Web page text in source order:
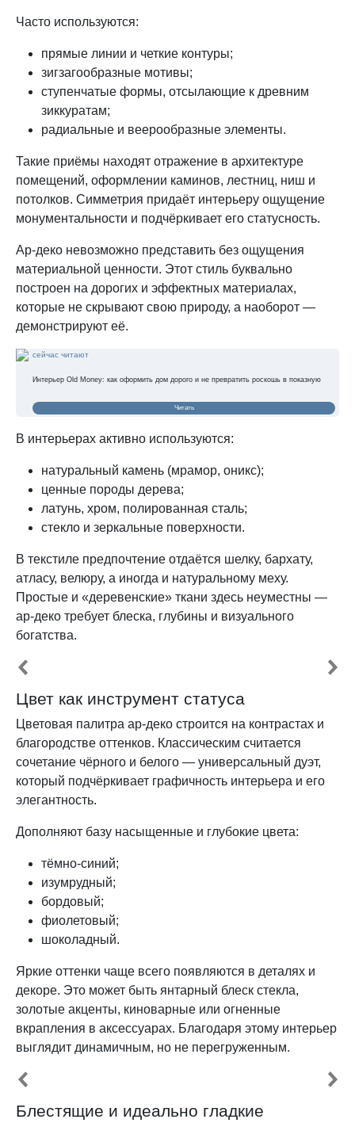
Часто используются:
прямые линии и четкие контуры;
зигзагообразные мотивы;
ступенчатые формы, отсылающие к древним
зиккуратам;
радиальные и веерообразные элементы.
Такие приёмы находят отражение в архитектуре
помещений, оформлении каминов, лестниц, ниш и
потолков. Симметрия придаёт интерьеру ощущение
монументальности и подчёркивает его статусность.
Ар-деко невозможно представить без ощущения
материальной ценности. Этот стиль буквально
построен на дорогих и эффектных материалах,
которые не скрывают свою природу, а наоборот —
демонстрируют её.
сейчас читают
Интерьер Old Money: как оформить дом дорого и не превратить роскошь в показную
Читать
В интерьерах активно используются:
натуральный камень (мрамор, оникс);
ценные породы дерева;
латунь, хром, полированная сталь;
стекло и зеркальные поверхности.
В текстиле предпочтение отдаётся шелку, бархату,
атласу, велюру, а иногда и натуральному меху.
Простые и «деревенские» ткани здесь неуместны —
ар-деко требует блеска, глубины и визуального
богатства.
Цвет как инструмент статуса
Цветовая палитра ар-деко строится на контрастах и
благородстве оттенков. Классическим считается
сочетание чёрного и белого — универсальный дуэт,
который подчёркивает графичность интерьера и его
элегантность.
Дополняют базу насыщенные и глубокие цвета:
тёмно-синий;
изумрудный;
бордовый;
фиолетовый;
шоколадный.
Яркие оттенки чаще всего появляются в деталях и
декоре. Это может быть янтарный блеск стекла,
золотые акценты, киноварные или огненные
вкрапления в аксессуарах. Благодаря этому интерьер
выглядит динамичным, но не перегруженным.
Блестящие и идеально гладкие